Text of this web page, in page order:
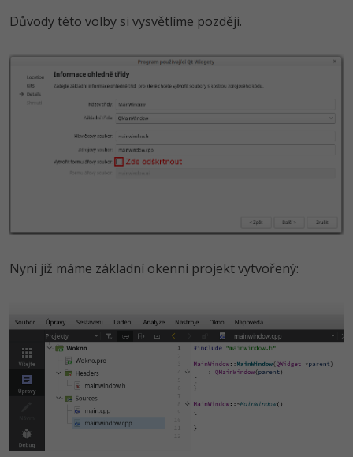
Důvody této volby si vysvětlíme později.
Nyní již máme základní okenní projekt vytvořený: